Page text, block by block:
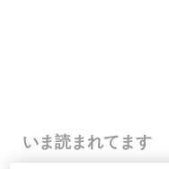
いま読まれてます